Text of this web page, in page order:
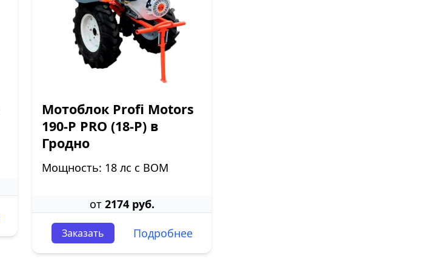
Мотоблок Profi Motors
190-P PRO (18-P) в
Гродно
Мощность: 18 лс с ВОМ
от 2174 руб.
Заказать Подробнее